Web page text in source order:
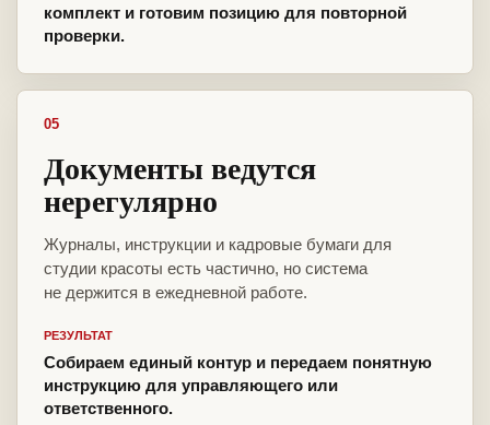
комплект и готовим позицию для повторной
проверки.
05
Документы ведутся
нерегулярно
Журналы, инструкции и кадровые бумаги для
студии красоты есть частично, но система
не держится в ежедневной работе.
РЕЗУЛЬТАТ
Собираем единый контур и передаем понятную
инструкцию для управляющего или
ответственного.